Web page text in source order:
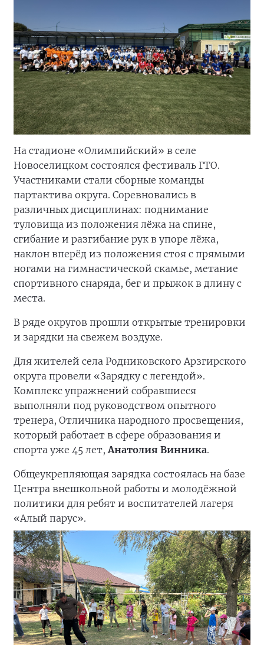
На стадионе «Олимпийский» в селе
Новоселицком состоялся фестиваль ГТО.
Участниками стали сборные команды
партактива округа. Соревновались в
различных дисциплинах: поднимание
туловища из положения лёжа на спине,
сгибание и разгибание рук в упоре лёжа,
наклон вперёд из положения стоя с прямыми
ногами на гимнастической скамье, метание
спортивного снаряда, бег и прыжок в длину с
места.
В ряде округов прошли открытые тренировки
и зарядки на свежем воздухе.
Для жителей села Родниковского Арзгирского
округа провели «Зарядку с легендой».
Комплекс упражнений собравшиеся
выполняли под руководством опытного
тренера, Отличника народного просвещения,
который работает в сфере образования и
спорта уже 45 лет, Анатолия Винника.
Общеукрепляющая зарядка состоялась на базе
Центра внешкольной работы и молодёжной
политики для ребят и воспитателей лагеря
«Алый парус».